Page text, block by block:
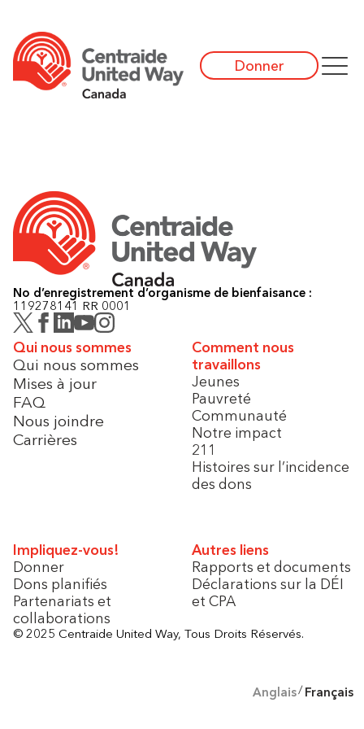
Donner
No d’enregistrement d’organisme de bienfaisance :
119278141 RR 0001
Qui nous sommes
Qui nous sommes
Mises à jour
FAQ
Nous joindre
Carrières
Comment nous
travaillons
Jeunes
Pauvreté
Communauté
Notre impact
211
Histoires sur l’incidence
des dons
Impliquez-vous!
Donner
Dons planifiés
Partenariats et
collaborations
Autres liens
Rapports et documents
Déclarations sur la DÉI
et CPA
© 2025 Centraide United Way, Tous Droits Réservés.
Anglais Français